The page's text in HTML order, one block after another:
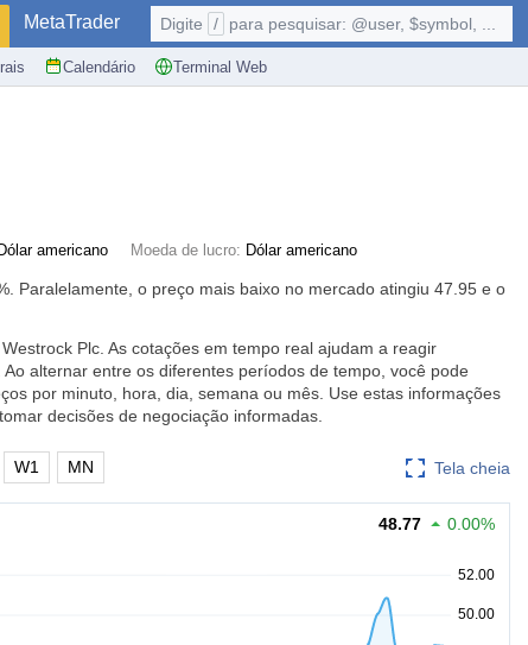
MetaTrader
Calendário Terminal Web
Digite / para pesquisar: @user, $symbol, ...
Dólar americano Moeda de lucro: Dólar americano
. Paralelamente, o preço mais baixo no mercado atingiu 47.95 e o
Plc. As cotações em tempo real ajudam a reagir
alternar entre os diferentes períodos de tempo, você pode
por minuto, hora, dia, semana ou mês. Use estas informações
decisões de negociação informadas.
Tela cheia
W1 MN
48.77 0.00%